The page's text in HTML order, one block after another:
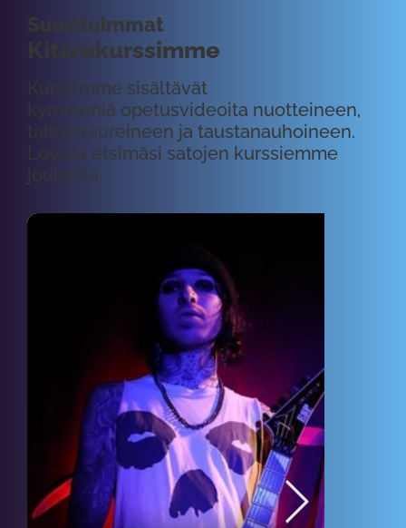
Suosituimmat
Kitarakurssimme
Kurssimme sisältävät
kymmeniä opetusvideoita nuotteineen,
tabulatuureineen ja taustanauhoineen.
Löydät etsimäsi satojen kurssiemme
joukosta.